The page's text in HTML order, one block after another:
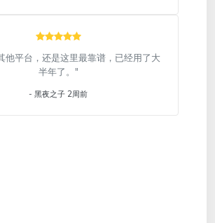
他平台，还是这里最靠谱，已经用了大
半年了。"
- 黑夜之子 2周前